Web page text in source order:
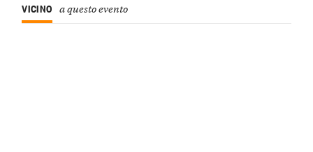
VICINO a questo evento